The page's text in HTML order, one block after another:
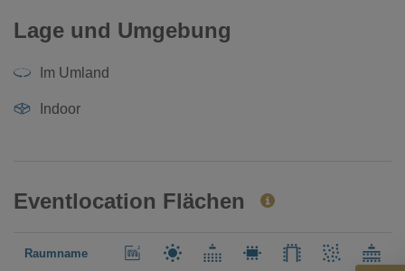
Lage und Umgebung
Im Umland
Indoor
Eventlocation Flächen
Raumname